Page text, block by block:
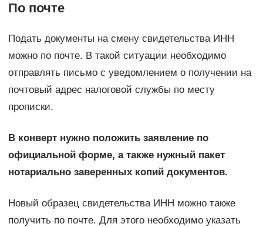
По почте
Подать документы на смену свидетельства ИНН
можно по почте. В такой ситуации необходимо
отправлять письмо с уведомлением о получении на
почтовый адрес налоговой службы по месту
прописки.
В конверт нужно положить заявление по
официальной форме, а также нужный пакет
нотариально заверенных копий документов.
Новый образец свидетельства ИНН можно также
получить по почте. Для этого необходимо указать